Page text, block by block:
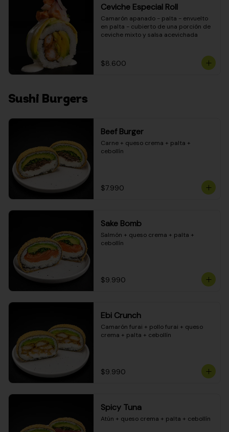
Ceviche Especial Roll
Camarón apanado - palta - envuelto
en palta - cubierto de una porción de
ceviche mixto y salsa acevichada
$8.600
Sushi Burgers
Beef Burger
Carne + queso crema + palta +
cebollín
$7.990
Sake Bomb
Salmón + queso crema + palta +
cebollín
$9.990
Ebi Crunch
Camarón furai + pollo furai + queso
crema + palta + cebollín
$9.990
Spicy Tuna
Atún + queso crema + palta + cebollín